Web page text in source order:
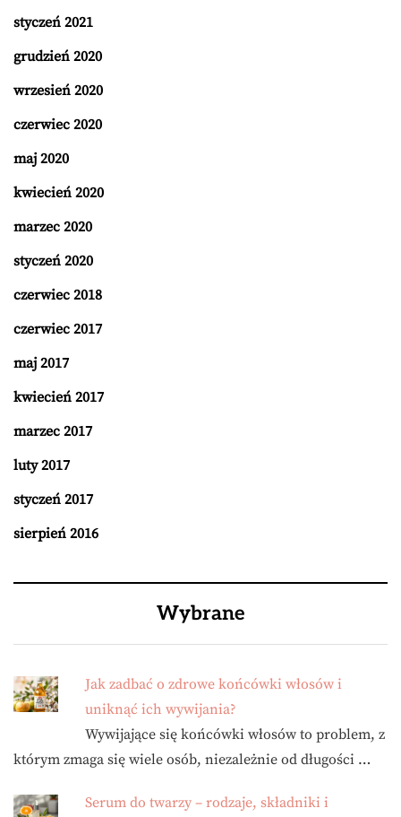
styczeń 2021
grudzień 2020
wrzesień 2020
czerwiec 2020
maj 2020
kwiecień 2020
marzec 2020
styczeń 2020
czerwiec 2018
czerwiec 2017
maj 2017
kwiecień 2017
marzec 2017
luty 2017
styczeń 2017
sierpień 2016
Wybrane
Jak zadbać o zdrowe końcówki włosów i
uniknąć ich wywijania?
Wywijające się końcówki włosów to problem, z
którym zmaga się wiele osób, niezależnie od długości …
Serum do twarzy – rodzaje, składniki i